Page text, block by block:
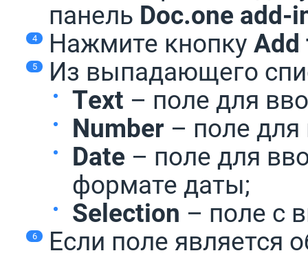
панель Doc.one add-
Нажмите кнопку Add
Из выпадающего
Тext – поле для
Number – поле для
Date – поле для
формате даты;
Selection – поле с
Если поле является